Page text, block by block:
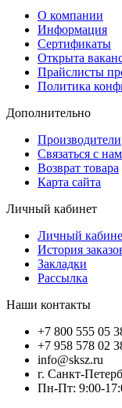
О компании
Информация
Сертификаты
Открыта
Прайслисты
Политика
Дополнительно
Производители
Связаться с
Возврат товара
Карта сайта
Личный кабинет
Личный
История
Закладки
Рассылка
Наши контакты
+7 800 555 05
+7 958 578 02
info@sksz.ru
г. Санкт-
Пн-Пт: 9:00-